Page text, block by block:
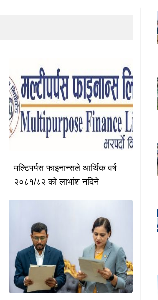
मल्टिपर्पस फाइनान्सले आर्थिक वर्ष
२०८१/८२ को लाभांश नदिने